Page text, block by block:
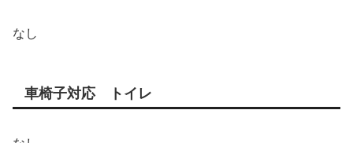
なし
車椅子対応 トイレ